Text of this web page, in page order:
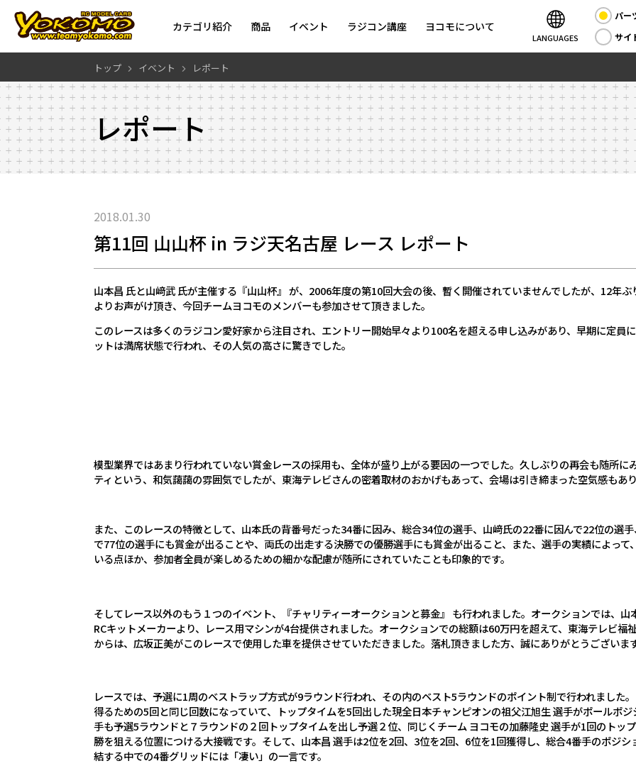
カテゴリ紹介 商品 イベント ラジコン講座 ヨコモについて
LANGUAGES
パー
サイ
トップ イベント レポート
レポート
2018.01.30
第11回 山山杯 in ラジ天名古屋 レース レポート
山本昌 氏と山﨑武 氏が主催する『山山杯』 が、 2006年度の第10回大会の後、暫く開催されていませんでしたが、 12年ぶ
よりお声がけ頂き、今回チームヨコモのメンバーも参加させて頂きました。
このレースは多くのラジコン愛好家から注目され、エントリー開始早々より100名を超える申し込みがあり、早期に定員
ットは満席状態で行われ、その人気の高さに驚きでした。
模型業界ではあまり行われていない賞金レースの採用も、全体が盛り上がる要因の一つでした。久しぶりの再会も随所にみ
ティという、和気藹藹の雰囲気でしたが、東海テレビさんの密着取材のおかげもあって、会場は引き締まった空気感もあ
また、このレースの特徴として、山本氏の背番号だった34番に因み、総合34位の選手、山﨑氏の22番に因んで22位の選
で77位の選手にも賞金が出ることや、両氏の出走する決勝での優勝選手にも賞金が出ること、また、選手の実績によっ
いる点ほか、参加者全員が楽しめるための細かな配慮が随所にされていたことも印象的です。
そしてレース以外のもう１つのイベント、『チャリティーオークションと募金』 も行われました。オークションでは、
RCキットメーカーより、レース用マシンが4台提供されました。オークションでの総額は60万円を超えて、東海テレビ
からは、広坂正美がこのレースで使用した車を提供させていただきました。落札頂きました方、誠にありがとうございます
レースでは、予選に1周のベストラップ方式が9ラウンド行われ、その内のベスト5ラウンドのポイント制で行われました
得るための5回と同じ回数になっていて、トップタイムを5回出した現全日本チャンピオンの祖父江旭生 選手がポールポ
手も予選5ラウンドと７ラウンドの２回トップタイムを出し予選２位、同じくチーム ヨコモの加藤隆史 選手が1回のトッ
勝を狙える位置につける大接戦です。そして、山本昌 選手は2位を2回、3位を2回、6位を1回獲得し、総合4番手のポジ
結する中での4番グリッドには「凄い」の一言です。